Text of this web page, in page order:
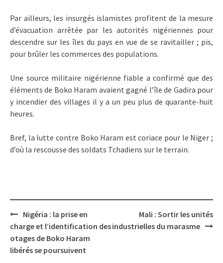
Par ailleurs, les insurgés islamistes profitent de la mesure
d’évacuation arrêtée par les autorités nigériennes pour
descendre sur les îles du pays en vue de se ravitailler ; pis,
pour brûler les commerces des populations.
Une source militaire nigérienne fiable a confirmé que des
éléments de Boko Haram avaient gagné l’île de Gadira pour
y incendier des villages il y a un peu plus de quarante-huit
heures.
Bref, la lutte contre Boko Haram est coriace pour le Niger ;
d’où la rescousse des soldats Tchadiens sur le terrain.
Post
navigation
Nigéria : la prise en
charge et l’identification des
otages de Boko Haram
libérés se poursuivent
Mali : Sortir les unités
industrielles du marasme